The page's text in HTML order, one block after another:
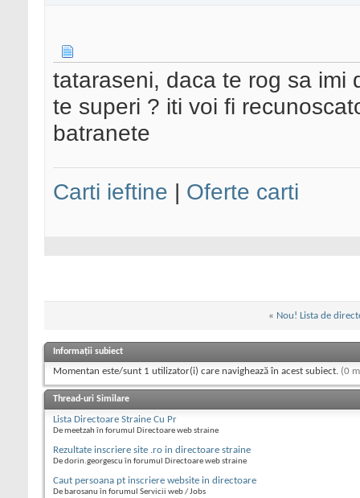
tataraseni, daca te rog sa imi
te superi ? iti voi fi
batranete
Carti ieftine | Oferte carti
« Nou! Lista de
Informații subiect
Momentan este/sunt 1 utilizator(i) care navighează în acest subiect. (0
Thread-uri Similare
Lista Directoare Straine Cu Pr
De meetzah în forumul Directoare web straine
Rezultate inscriere site .ro in directoare straine
De dorin.georgescu în forumul Directoare web straine
Caut persoana pt inscriere website in directoare
De barosanu în forumul Servicii web / Jobs